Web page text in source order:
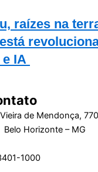
raízes na
IA
de Mendonça,
Horizonte – MG
1000